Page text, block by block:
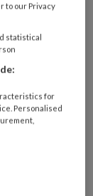
afdeling
van het
to our Privacy
statistical
for
Personalised